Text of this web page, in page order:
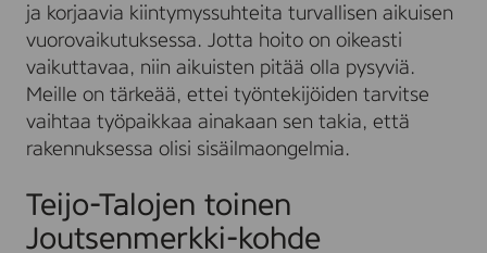
ja korjaavia kiintymyssuhteita turvallisen aikuisen
vuorovaikutuksessa. Jotta hoito on oikeasti
vaikuttavaa, niin aikuisten pitää olla pysyviä.
Meille on tärkeää, ettei työntekijöiden tarvitse
vaihtaa työpaikkaa ainakaan sen takia, että
rakennuksessa olisi sisäilmaongelmia.
Teijo-Talojen toinen
Joutsenmerkki-kohde